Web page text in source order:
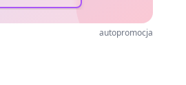
autopromocja